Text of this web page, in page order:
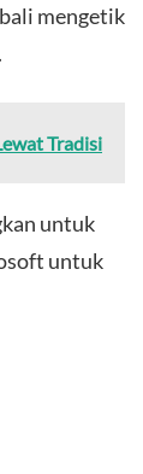
mengetik
Tradisi
untuk
untuk